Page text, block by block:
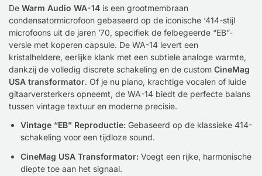
De Warm Audio WA-14 is een grootmembraan
condensatormicrofoon gebaseerd op de iconische ‘414-stijl
microfoons uit de jaren ’70, specifiek de felbegeerde “EB”-
versie met koperen capsule. De WA-14 levert een
kristalheldere, eerlijke klank met een subtiele analoge warmte,
dankzij de volledig discrete schakeling en de custom CineMag
USA transformator. Of je nu piano, krachtige vocalen of luide
gitaarversterkers opneemt, de WA-14 biedt de perfecte balans
tussen vintage textuur en moderne precisie.
Vintage “EB” Reproductie: Gebaseerd op de klassieke 414-
schakeling voor een tijdloze sound.
CineMag USA Transformator: Voegt een rijke, harmonische
diepte toe aan het signaal.